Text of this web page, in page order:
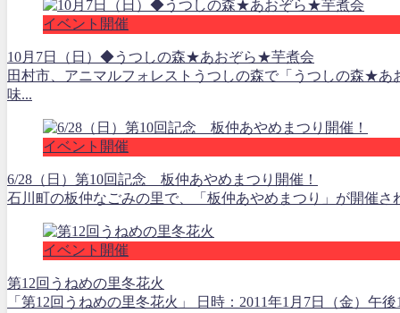
イベント開催
10月7日（日）◆うつしの森★あおぞら★芋煮会
田村市、アニマルフォレストうつしの森で「うつしの森★
味...
イベント開催
6/28（日）第10回記念 板仲あやめまつり開催！
石川町の板仲なごみの里で、「板仲あやめまつり」が開催
イベント開催
第12回うねめの里冬花火
「第12回うねめの里冬花火」 日時：2011年1月7日（金）午